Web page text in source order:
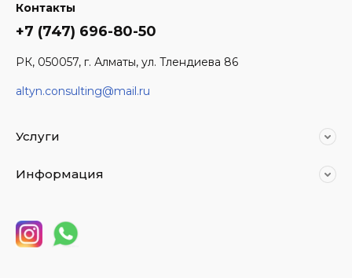
Контакты
+7 (747) 696-80-50
РК, 050057, г. Алматы, ул. Тлендиева 86
altyn.consulting@mail.ru
Услуги
Информация